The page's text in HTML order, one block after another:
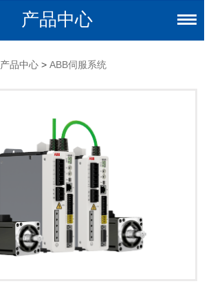
产品中心
产品中心 > ABB伺服系统